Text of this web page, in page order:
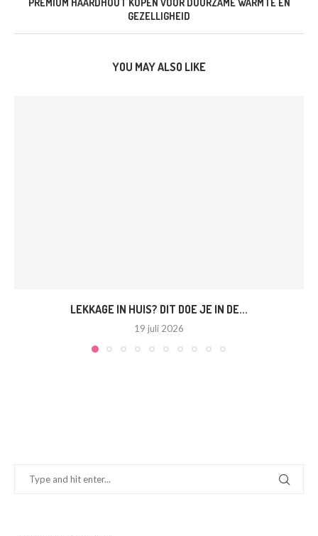
PREMIUM HAARDHOUT KOPEN VOOR DUURZAME WARMTE EN
GEZELLIGHEID
YOU MAY ALSO LIKE
LEKKAGE IN HUIS? DIT DOE JE IN DE...
19 juli 2026